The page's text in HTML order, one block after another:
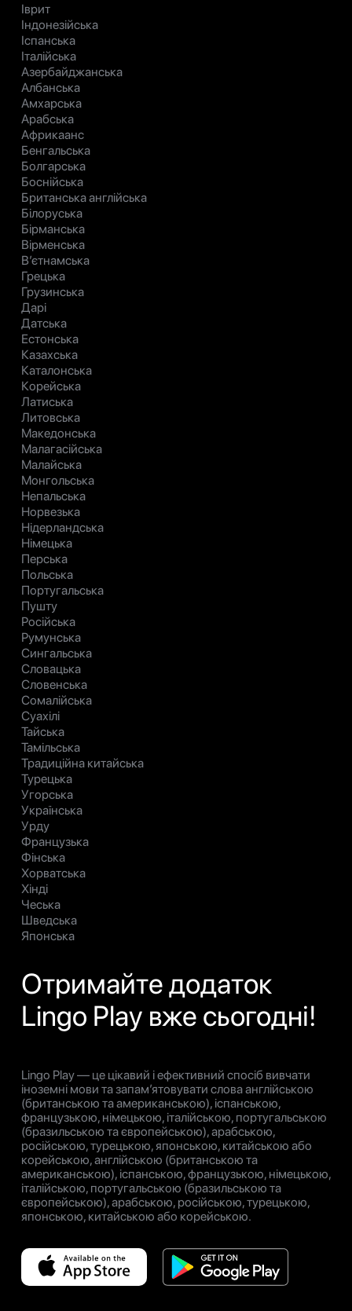
Іврит
Індонезійська
Іспанська
Італійська
Азербайджанська
Албанська
Амхарська
Арабська
Африкаанс
Бенгальська
Болгарська
Боснійська
Британська англійська
Білоруська
Бірманська
Вірменська
В’єтнамська
Грецька
Грузинська
Дарі
Датська
Естонська
Казахська
Каталонська
Корейська
Латиська
Литовська
Македонська
Малагасійська
Малайська
Монгольська
Непальська
Норвезька
Нідерландська
Німецька
Перська
Польська
Португальська
Пушту
Російська
Румунська
Сингальська
Словацька
Словенська
Сомалійська
Суахілі
Тайська
Тамільська
Традиційна китайська
Турецька
Угорська
Українська
Урду
Французька
Фінська
Хорватська
Хінді
Чеська
Шведська
Японська
Отримайте додаток
Lingo Play вже сьогодні!
Lingo Play — це цікавий і ефективний спосіб вивчати
іноземні мови та запам’ятовувати слова англійською
(британською та американською), іспанською,
французькою, німецькою, італійською, португальською
(бразильською та європейською), арабською,
російською, турецькою, японською, китайською або
корейською, англійською (британською та
американською), іспанською, французькою, німецькою,
італійською, португальською (бразильською та
європейською), арабською, російською, турецькою,
японською, китайською або корейською.